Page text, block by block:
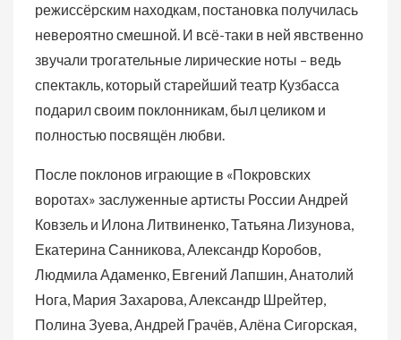
режиссёрским находкам, постановка получилась
невероятно смешной. И всё-таки в ней явственно
звучали трогательные лирические ноты – ведь
спектакль, который старейший театр Кузбасса
подарил своим поклонникам, был целиком и
полностью посвящён любви.
После поклонов играющие в «Покровских
воротах» заслуженные артисты России Андрей
Ковзель и Илона Литвиненко, Татьяна Лизунова,
Екатерина Санникова, Александр Коробов,
Людмила Адаменко, Евгений Лапшин, Анатолий
Нога, Мария Захарова, Александр Шрейтер,
Полина Зуева, Андрей Грачёв, Алёна Сигорская,